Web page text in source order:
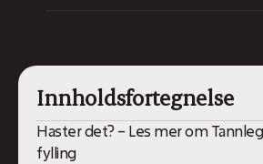
Innholdsfortegnelse
Haster det? – Les mer om
fylling